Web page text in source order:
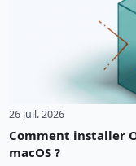
26 juil. 2026
Comment installer
macOS ?